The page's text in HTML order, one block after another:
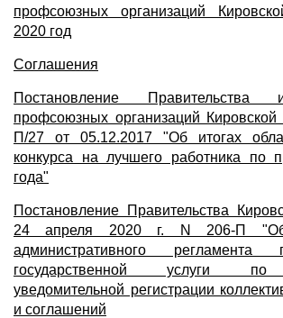
профсоюзных организаций
2020 год
Соглашения
Постановление
профсоюзных организаций
П/27 от 05.12.2017 "Об итогах
конкурса на лучшего работника по
года"
Постановление Правительства
24 апреля 2020 г. N 206-П "Об
административного регламента
государственной услуги по
уведомительной регистрации
и соглашений